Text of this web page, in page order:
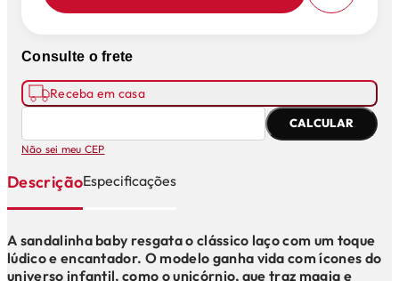
Consulte o frete
Receba em casa
CALCULAR
Não sei meu CEP
DescriçãoEspecificações
A sandalinha baby resgata o clássico laço com um toque
lúdico e encantador. O modelo ganha vida com ícones do
universo infantil, como o unicórnio, que traz magia e